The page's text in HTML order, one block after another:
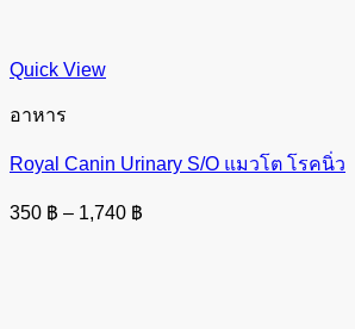
Quick View
อาหาร
Royal Canin Urinary S/O แมวโต โรคนิ่ว
350 ฿ – 1,740 ฿